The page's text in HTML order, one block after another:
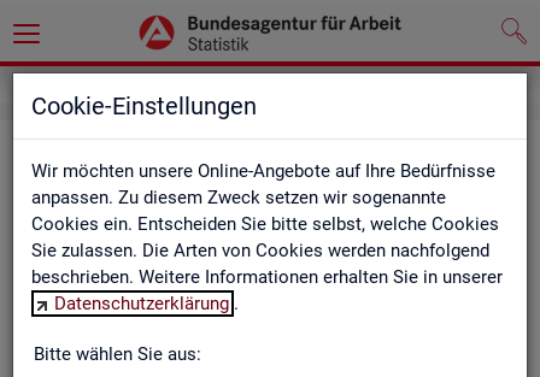
Cookie-Einstellungen
Wir möchten unsere Online-Angebote auf Ihre Bedürfnisse
anpassen. Zu diesem Zweck setzen wir sogenannte
Cookies ein. Entscheiden Sie bitte selbst, welche Cookies
Sie zulassen. Die Arten von Cookies werden nachfolgend
beschrieben. Weitere Informationen erhalten Sie in unserer
Datenschutzerklärung .
Bitte wählen Sie aus:
Be­ru­fe auf einen Blick
Die Dia­gram­me und Ta­bel­len wer­den jähr­lich ak­tua­li­siert und
ent­hal­ten In­for­ma­tio­nen zu den The­men Be­schäf­ti­gung, Ent­
gelt, Ar­beits­lo­sig­keit, ge­mel­de­te Ar­beits­stel­len und Fach­kräf­
te­be­darf aller Be­ru­fe sowie der MINT- und In­ge­nieur­be­ru­fe dif­
fe­ren­ziert nach dem An­for­de­rungs­ni­veau (z.B. Fach­kräf­te) für
Deutsch­land, Län­der und Agen­tur­be­zir­ke